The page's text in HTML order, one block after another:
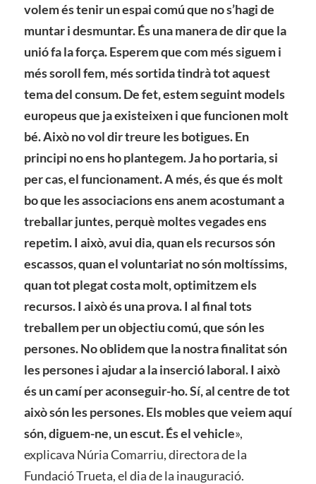
volem és tenir un espai comú que no s’hagi de
muntar i desmuntar. És una manera de dir que la
unió fa la força. Esperem que com més siguem i
més soroll fem, més sortida tindrà tot aquest
tema del consum. De fet, estem seguint models
europeus que ja existeixen i que funcionen molt
bé. Això no vol dir treure les botigues. En
principi no ens ho plantegem. Ja ho portaria, si
per cas, el funcionament. A més, és que és molt
bo que les associacions ens anem acostumant a
treballar juntes, perquè moltes vegades ens
repetim. I això, avui dia, quan els recursos són
escassos, quan el voluntariat no són moltíssims,
quan tot plegat costa molt, optimitzem els
recursos. I això és una prova. I al final tots
treballem per un objectiu comú, que són les
persones. No oblidem que la nostra finalitat són
les persones i ajudar a la inserció laboral. I això
és un camí per aconseguir-ho. Sí, al centre de tot
això són les persones. Els mobles que veiem aquí
són, diguem-ne, un escut. És el vehicle»,
explicava Núria Comarriu, directora de la
Fundació Trueta, el dia de la inauguració.